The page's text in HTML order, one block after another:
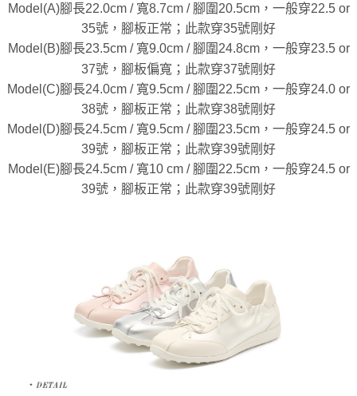
Model(A)腳長22.0cm / 寬8.7cm / 腳圍20.5cm，一般穿22.5 or
35號，腳板正常；此款穿35號剛好
Model(B)腳長23.5cm / 寬9.0cm / 腳圍24.8cm，一般穿23.5 or
37號，腳板偏寬；此款穿37號剛好
Model(C)腳長24.0cm / 寬9.5cm / 腳圍22.5cm，一般穿24.0 or
38號，腳板正常；此款穿38號剛好
Model(D)腳長24.5cm / 寬9.5cm / 腳圍23.5cm，一般穿24.5 or
39號，腳板正常；此款穿39號剛好
Model(E)腳長24.5cm / 寬10 cm / 腳圍22.5cm，一般穿24.5 or
39號，腳板正常；此款穿39號剛好